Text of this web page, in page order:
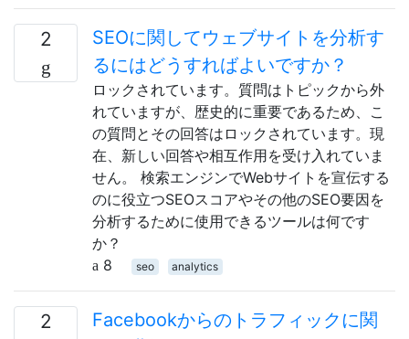
2
SEOに関してウェブサイトを分析す
るにはどうすればよいですか？
ロックされています。質問はトピックから外
れていますが、歴史的に重要であるため、こ
の質問とその回答はロックされています。現
在、新しい回答や相互作用を受け入れていま
せん。 検索エンジンでWebサイトを宣伝する
のに役立つSEOスコアやその他のSEO要因を
分析するために使用できるツールは何です
か？
8
seo analytics
2
Facebookからのトラフィックに関